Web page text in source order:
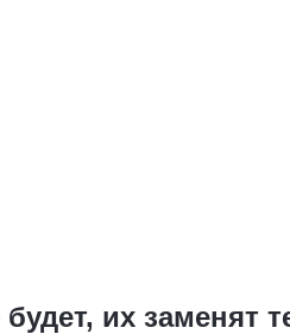
их заменят